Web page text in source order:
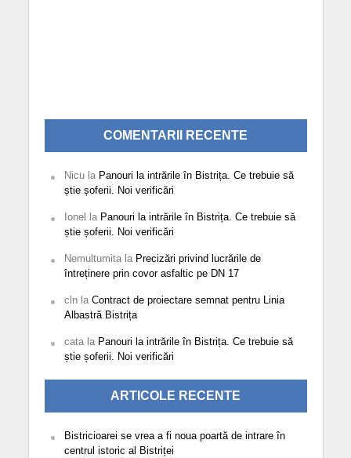
COMENTARII RECENTE
Nicula Panouri la intrările în Bistrița. Ce trebuie să
știe șoferii. Noi verificări
Ionel la Panouri la intrările în Bistrița. Ce trebuie să
știe șoferii. Noi verificări
Nemultumitala Precizări privind lucrările de
întreținere prin covor asfaltic pe DN 17
clnla Contract de proiectare semnat pentru Linia
Albastră Bistrița
catala Panouri la intrările în Bistrița. Ce trebuie să
știe șoferii. Noi verificări
ARTICOLE RECENTE
Bistricioarei se vrea a fi noua poartă de intrare în
centrul istoric al Bistriței